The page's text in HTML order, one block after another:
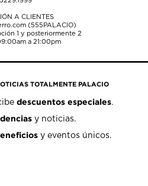
A CLIENTES
(555PALACIO)
1 y posteriormente 2
a 21:00pm
TOTALMENTE PALACIO
descuentos especiales.
y noticias.
y eventos únicos.